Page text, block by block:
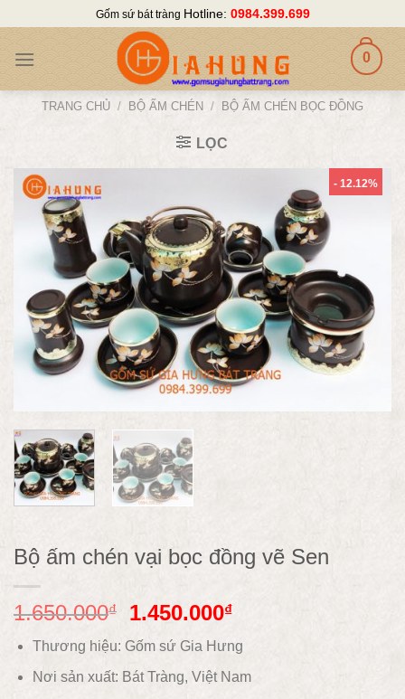
content
Gốm sứ bát tràng Hotline: 0984.399.699
0
TRANG CHỦ / BỘ ẤM CHÉN / BỘ ẤM CHÉN BỌC ĐỒNG
LỌC
- 12.12%
Bộ ấm chén vại bọc đồng vẽ Sen
1.650.000₫ 1.450.000₫
Thương hiệu: Gốm sứ Gia Hưng
Nơi sản xuất: Bát Tràng, Việt Nam